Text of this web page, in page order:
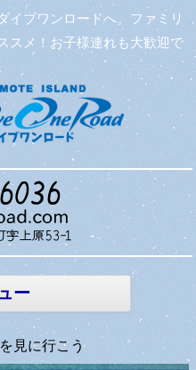
イブワンロードへ。ファミリ
スメ！お子様連れも大歓迎で
ー
コンテン
見に行こう